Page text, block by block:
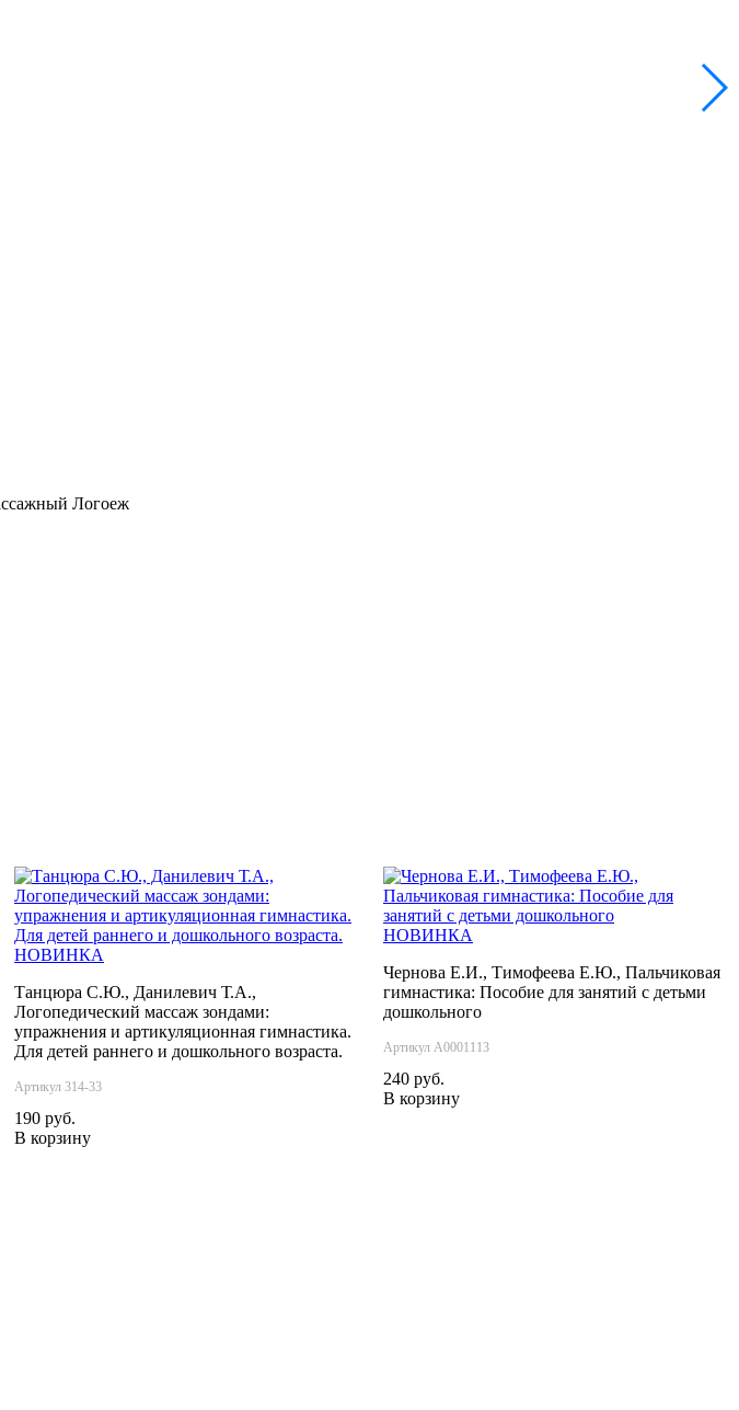
Логоеж
НОВИНКА
Танцюра С.Ю., Данилевич Т.А.,
Логопедический массаж зондами:
упражнения и артикуляционная гимнастика.
Для детей раннего и дошкольного возраста.
Артикул 314-33
190 руб.
В корзину
НОВИНКА
Чернова Е.И., Тимофеева Е.Ю., Пальчиковая
гимнастика: Пособие для занятий с детьми
дошкольного
Артикул А0001113
240 руб.
В корзину